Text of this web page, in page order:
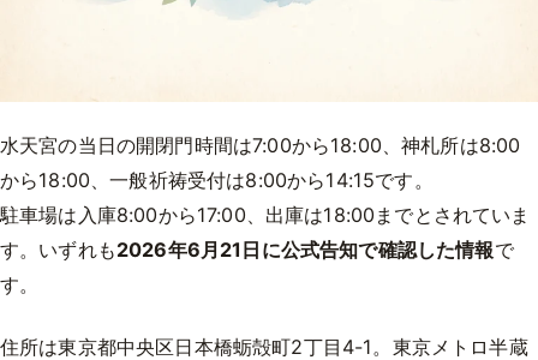
水天宮の当日の開閉門時間は7:00から18:00、神札所は8:00
から18:00、一般祈祷受付は8:00から14:15です。
駐車場は入庫8:00から17:00、出庫は18:00までとされていま
す。いずれも2026年6月21日に公式告知で確認した情報で
す。
住所は東京都中央区日本橋蛎殻町2丁目4-1。東京メトロ半蔵